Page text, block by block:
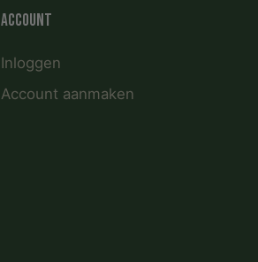
Account
Inloggen
Account aanmaken